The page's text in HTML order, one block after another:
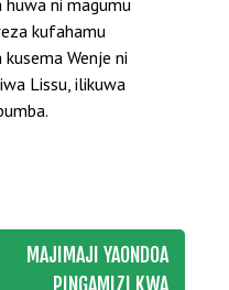
huwa ni magumu
kufahamu
Wenje ni
Lissu, ilikuwa
MAJIMAJI YAONDOA
PINGAMIZI KWA